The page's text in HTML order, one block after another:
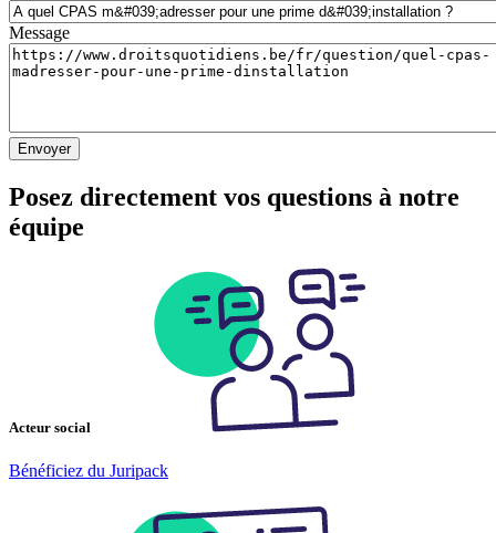
Message
Posez directement vos questions à notre
équipe
Acteur social
Bénéficiez du Juripack